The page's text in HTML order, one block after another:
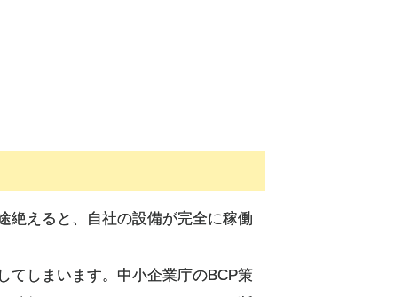
絶えると、自社の設備が完全に稼働
てしまいます。中小企業庁のBCP策